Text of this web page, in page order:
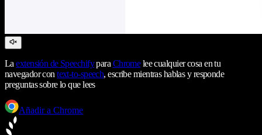
Laextensión de Speechifypara Chromelee cualquier cosa en tu
navegador context-to-speech, escribe mientras hablas y responde
preguntas sobre lo que lees
Añadir a Chrome